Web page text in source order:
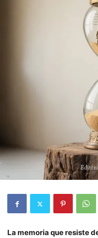
La memoria que resiste